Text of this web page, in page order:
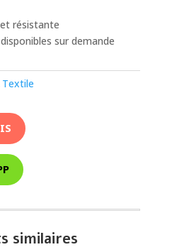
résistante
sur demande
Textile
similaires